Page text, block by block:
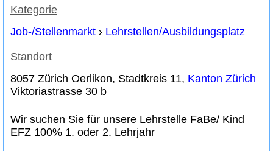
Kategorie
Job-/Stellenmarkt › Lehrstellen/Ausbildungsplatz
Standort
8057 Zürich Oerlikon, Stadtkreis 11, Kanton Zürich
Viktoriastrasse 30 b
Wir suchen Sie für unsere Lehrstelle FaBe/ Kind
EFZ 100% 1. oder 2. Lehrjahr